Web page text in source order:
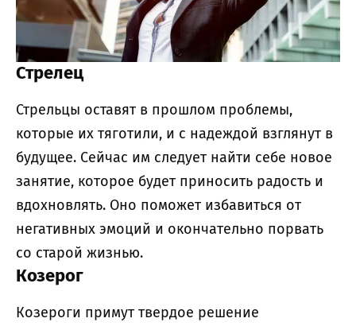
Стрелец
Стрельцы оставят в прошлом проблемы,
которые их тяготили, и с надеждой взглянут в
будущее. Сейчас им следует найти себе новое
занятие, которое будет приносить радость и
вдохновлять. Оно поможет избавиться от
негативных эмоций и окончательно порвать
со старой жизнью.
Козерог
Козероги примут твердое решение